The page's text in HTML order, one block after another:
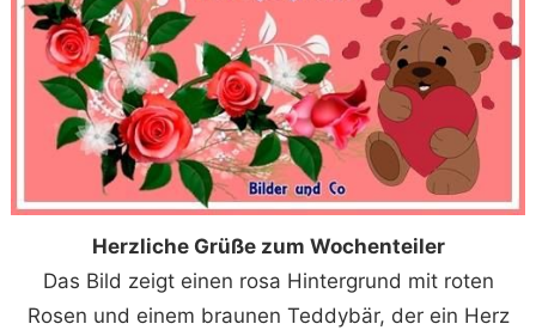
Herzliche Grüße zum Wochenteiler
Das Bild zeigt einen rosa Hintergrund mit roten
Rosen und einem braunen Teddybär, der ein Herz